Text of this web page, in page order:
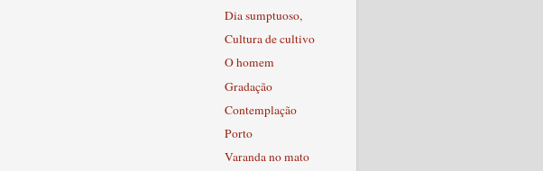
Dia sumptuoso,
Cultura de cultivo
O homem
Gradação
Contemplação
Porto
Varanda no mato